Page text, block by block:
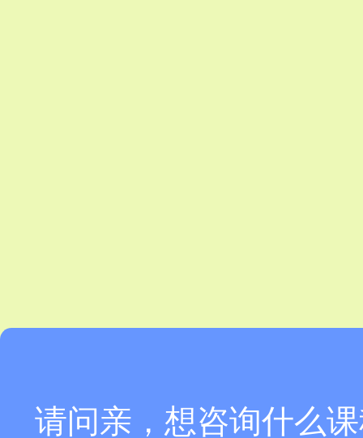
请问亲，想咨询什么